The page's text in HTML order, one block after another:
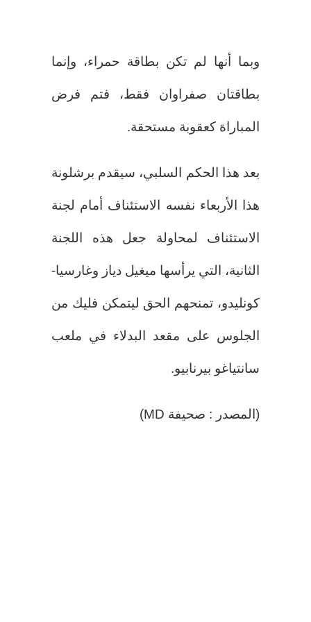
وبما أنها لم تكن بطاقة حمراء، وإنما
بطاقتان صفراوان فقط، فتم فرض
المباراة كعقوبة مستحقة.
بعد هذا الحكم السلبي، سيقدم برشلونة
هذا الأربعاء نفسه الاستئناف أمام لجنة
الاستئناف لمحاولة جعل هذه اللجنة
الثانية، التي يرأسها ميغيل دياز وغارسيا-
كونليدو، تمنحهم الحق ليتمكن فليك من
الجلوس على مقعد البدلاء في ملعب
سانتياغو بيرنابيو.
(المصدر : صحيفة MD)